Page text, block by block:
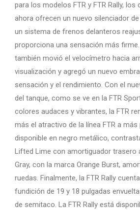
para los modelos FTR y FTR Rally,
ahora ofrecen un nuevo silenciador
un sistema de frenos delanteros
proporciona una sensación más
también movió el velocímetro hacia
visualización y agregó un nuevo
sensación y el rendimiento. Con el
del tanque, como se ve en la FTR
colores audaces y vibrantes, la FTR
más el atractivo de la línea FTR a
disponible en negro metálico,
Lifted Lime con amortiguador trasero
Gray, con la marca Orange Burst,
ruedas. Finalmente, la FTR Rally
fundición de 19 y 18 pulgadas
de semitaco. La FTR Rally está